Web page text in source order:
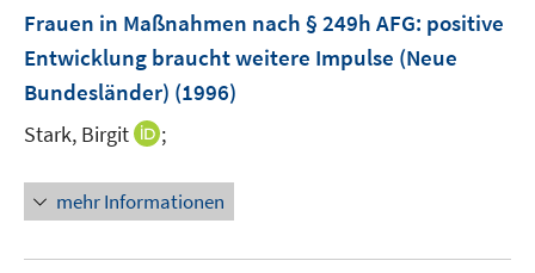
s
t
e
f
n
e
F
n
s
r
ö
Frauen in Maßnahmen nach § 249h AFG: positive
Entwicklung braucht weitere Impulse (Neue
Bundesländer) (1996)
Stark, Birgit
I
n
e
;
mehr Informationen